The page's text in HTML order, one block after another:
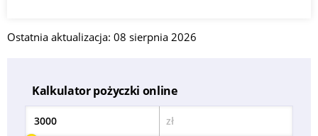
Ostatnia aktualizacja: 08 sierpnia 2026
Kalkulator pożyczki online
Kwota zł